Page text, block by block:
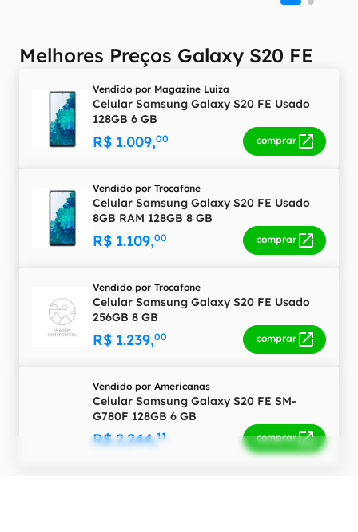
Melhores Preços Galaxy S20 FE
Vendido por Magazine Luiza
Celular Samsung Galaxy S20 FE Usado
128GB 6 GB
R$ 1.009,00 comprar
Vendido por Trocafone
Celular Samsung Galaxy S20 FE Usado
8GB RAM 128GB 8 GB
R$ 1.109,00 comprar
Vendido por Trocafone
Celular Samsung Galaxy S20 FE Usado
256GB 8 GB
R$ 1.239,00 comprar
Vendido por Americanas
Celular Samsung Galaxy S20 FE SM-
G780F 128GB 6 GB
R$ 2.244,11 comprar